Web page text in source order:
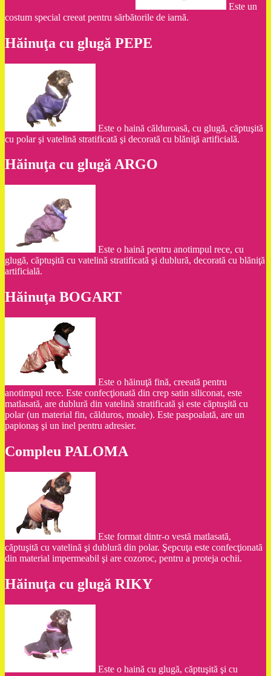
Este un
costum special creeat pentru sărbătorile de iarnă.
Hăinuţa cu glugă PEPE
Este o haină călduroasă, cu glugă, căptuşită
cu polar şi vatelină stratificată şi decorată cu blăniţă artificială.
Hăinuţa cu glugă ARGO
Este o haină pentru anotimpul rece, cu
glugă, căptuşită cu vatelină stratificată şi dublură, decorată cu blăniţă
artificială.
Hăinuţa BOGART
Este o hăinuţă fină, creeată pentru
anotimpul rece. Este confecţionată din crep satin siliconat, este
matlasată, are dublură din vatelină stratificată şi este căptuşită cu
polar (un material fin, călduros, moale). Este paspoalată, are un
papionaş şi un inel pentru adresier.
Compleu PALOMA
Este format dintr-o vestă matlasată,
căptuşită cu vatelină şi dublură din polar. Şepcuţa este confecţionată
din material impermeabil şi are cozoroc, pentru a proteja ochii.
Hăinuţa cu glugă RIKY
Este o haină cu glugă, căptuşită şi cu